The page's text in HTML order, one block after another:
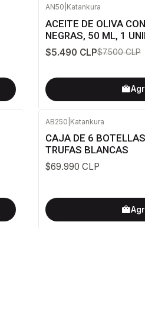
AN50 Katankura
ACEITE DE OLIVA
NEGRAS, 50 ML, 1
$5.490 CLP$7.500 CLP
AB250 Katankura
CAJA DE 6
TRUFAS BLANCAS
$69.990 CLP